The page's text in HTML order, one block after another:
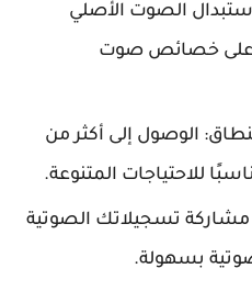
الصوت الأصلي
على خصائص صوت
الوصول إلى أكثر من
تسجيلاتك الصوتية
بسهولة.